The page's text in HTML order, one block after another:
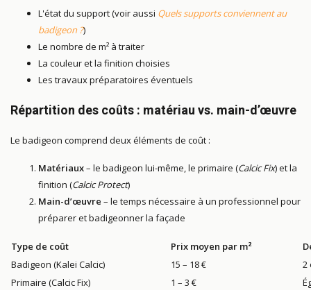
L'état du support (voir aussi Quels supports conviennent au
badigeon ?)
Le nombre de m² à traiter
La couleur et la finition choisies
Les travaux préparatoires éventuels
Répartition des coûts : matériau vs. main-d’œuvre
Le badigeon comprend deux éléments de coût :
Matériaux– le badigeon lui-même, le primaire (Calcic Fix) et la
finition (Calcic Protect)
Main-d’œuvre – le temps nécessaire à un professionnel pour
préparer et badigeonner la façade
Type de coût Prix moyen par m²
Badigeon (Kalei Calcic)
15 – 18 €
2
Primaire (Calcic Fix)
1 – 3 €